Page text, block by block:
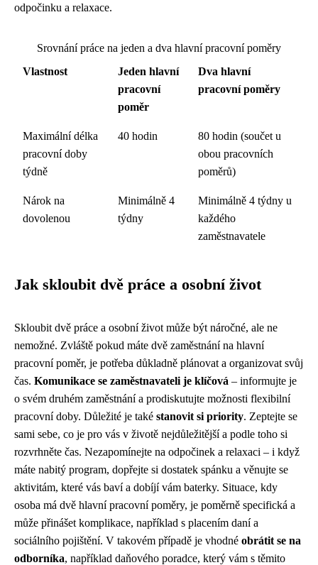
odpočinku a relaxace.
Srovnání práce na jeden a dva hlavní pracovní poměry
Vlastnost
Jeden hlavní
pracovní
poměr
Dva hlavní
pracovní poměry
Maximální délka
pracovní doby
týdně
40 hodin
80 hodin (součet u
obou pracovních
poměrů)
Nárok na
dovolenou
Minimálně 4
týdny
Minimálně 4 týdny u
každého
zaměstnavatele
Jak skloubit dvě práce a osobní život
Skloubit dvě práce a osobní život může být náročné, ale ne
nemožné. Zvláště pokud máte dvě zaměstnání na hlavní
pracovní poměr, je potřeba důkladně plánovat a organizovat svůj
čas. Komunikace se zaměstnavateli je klíčová – informujte je
o svém druhém zaměstnání a prodiskutujte možnosti flexibilní
pracovní doby. Důležité je také stanovit si priority. Zeptejte se
sami sebe, co je pro vás v životě nejdůležitější a podle toho si
rozvrhněte čas. Nezapomínejte na odpočinek a relaxaci – i když
máte nabitý program, dopřejte si dostatek spánku a věnujte se
aktivitám, které vás baví a dobíjí vám baterky. Situace, kdy
osoba má dvě hlavní pracovní poměry, je poměrně specifická a
může přinášet komplikace, například s placením daní a
sociálního pojištění. V takovém případě je vhodné obrátit se na
odborníka, například daňového poradce, který vám s těmito